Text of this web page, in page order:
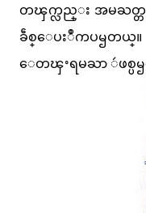
တၾက္လည္း အမႀတ္
ခဵစ္ေပးဳကပၝတယ္
ေတၾႚရမႀာ ဴဖစ္ပ